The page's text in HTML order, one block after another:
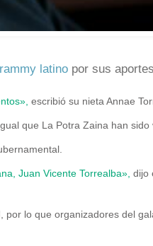
latino por sus
escribió su nieta Annae
que La Potra Zaina han sido
Juan Vicente Torrealba», dijo
lo que organizadores del